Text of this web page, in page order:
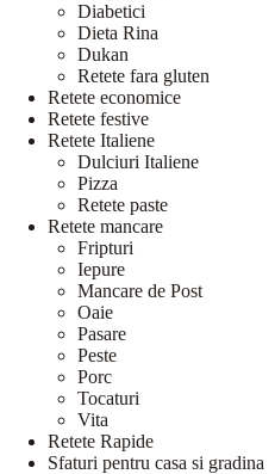
Diabetici
Dieta Rina
Dukan
Retete fara gluten
Retete economice
Retete festive
Retete Italiene
Dulciuri Italiene
Pizza
Retete paste
Retete mancare
Fripturi
Iepure
Mancare de Post
Oaie
Pasare
Peste
Porc
Tocaturi
Vita
Retete Rapide
Sfaturi pentru casa si gradina